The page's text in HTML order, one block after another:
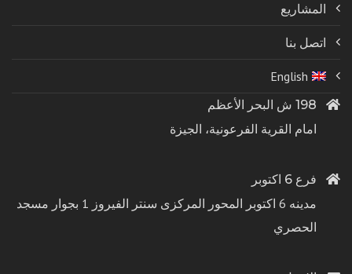
المشاريع
اتصل بنا
English
198 ش البحر الأعظم
امام القرية الفرعونية، الجيزة
فرع 6 اكتوبر
مدينه 6 اكتوبر المحور المركزى سنتر الفيروز 1 بجوار مسجد
الحصري